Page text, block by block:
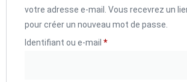
votre adresse e-mail. Vous recevrez un
pour créer un nouveau mot de passe.
Identifiant ou e-mail *